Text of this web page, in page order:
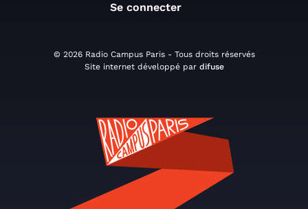
Se connecter
© 2026 Radio Campus Paris - Tous droits réservés
Site internet développé par difuse